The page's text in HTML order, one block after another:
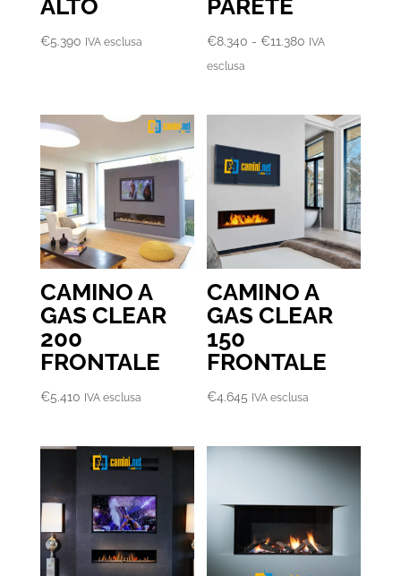
ALTO
€5.390 IVA esclusa
PARETE
€8.340 - €11.380 Fascia
€8.340
a
€11.380
IVA
esclusa
CAMINO A
GAS CLEAR
200
FRONTALE
€5.410 IVA esclusa
CAMINO A
GAS CLEAR
150
FRONTALE
€4.645 IVA esclusa